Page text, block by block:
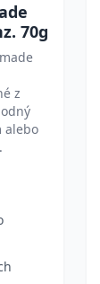
70g
z
alebo